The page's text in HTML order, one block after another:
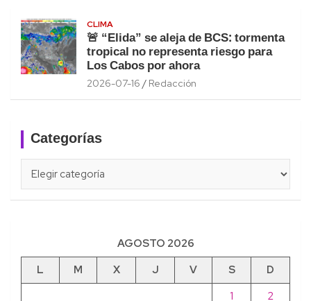
CLIMA
🚨 “Elida” se aleja de BCS: tormenta
tropical no representa riesgo para
Los Cabos por ahora
2026-07-16 Redacción
Categorías
AGOSTO 2026
L
M X J V S
D
1
2